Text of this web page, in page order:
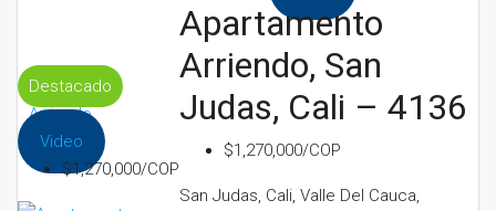
Destacado
Arriendo
Video
$1,270,000/COP
Apartamento
Arriendo, San
Judas, Cali – 4136
$1,270,000/COP
San Judas, Cali, Valle Del Cauca,